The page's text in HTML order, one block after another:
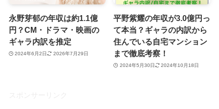
永野芽郁の年収は約1.1億
円？CM・ドラマ・映画の
ギャラ内訳を推定
2024年6月2日 2026年7月29日
平野紫耀の年収が3.0億円っ
て本当？ギャラの内訳から
住んでいる自宅マンション
まで徹底考察！
2024年5月30日 2024年10月18日